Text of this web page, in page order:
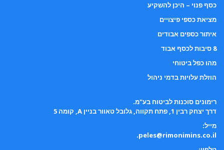
כסף פנוי – היכן להשקיע
מציאת כספי פיצויים
איתור כספים אבודים
8 סיבות לכסף אבוד
מהו כפל ביטוחי
הוזלת עלויות בדמי ניהול
רימונים סוכנות לביטוח בע"מ.
דרך יצחק רבין 1, פתח תקווה, גלובל טאוור בניין A, קומה 5
מייל:
peles@rimonimins.co.il
.